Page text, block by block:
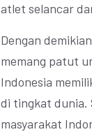
atlet selancar
Dengan
memang patut
Indonesia
di tingkat dunia.
masyarakat